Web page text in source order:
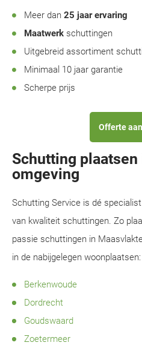
Meer dan 25 jaar ervaring
Maatwerk schuttingen
Uitgebreid assortiment
Minimaal 10 jaar garantie
Scherpe prijs
Offerte
Schutting
omgeving
Schutting Service is dé
van kwaliteit schuttingen. Zo
passie schuttingen in
in de nabijgelegen woonplaatsen:
Berkenwoude
Dordrecht
Goudswaard
Zoetermeer